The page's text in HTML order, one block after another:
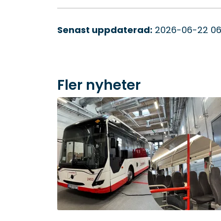
Senast uppdaterad: 2026-06-22
Fler nyheter